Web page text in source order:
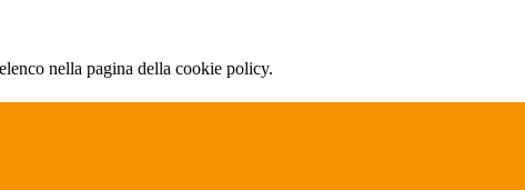
nella pagina della cookie policy.